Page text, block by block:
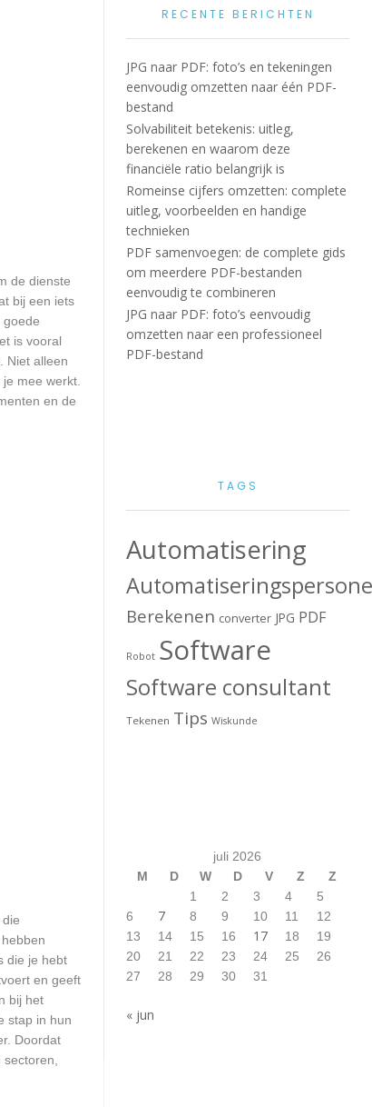
de dienste
bij een iets
goede
is vooral
Niet alleen
mee werkt.
en de
die je hebt
en geeft
bij het
stap in hun
Doordat
RECENTE BERICHTEN
JPG naar PDF: foto’s en tekeningen
eenvoudig omzetten naar één PDF-
bestand
Solvabiliteit betekenis: uitleg,
berekenen en waarom deze
financiële ratio belangrijk is
Romeinse cijfers omzetten: complete
uitleg, voorbeelden en handige
technieken
PDF samenvoegen: de complete gids
om meerdere PDF-bestanden
eenvoudig te combineren
JPG naar PDF: foto’s eenvoudig
omzetten naar een professioneel
PDF-bestand
TAGS
Automatisering
Berekenen converter JPG PDF
Robot Software
Software consultant
Tekenen Tips Wiskunde
juli 2026
M
D W D V Z
Z
1
2 3 4
5
6
7 8 9 10 11
12
13
14 15 16 17 18
19
20
21 22 23 24 25
26
27
28 29 30 31
« jun